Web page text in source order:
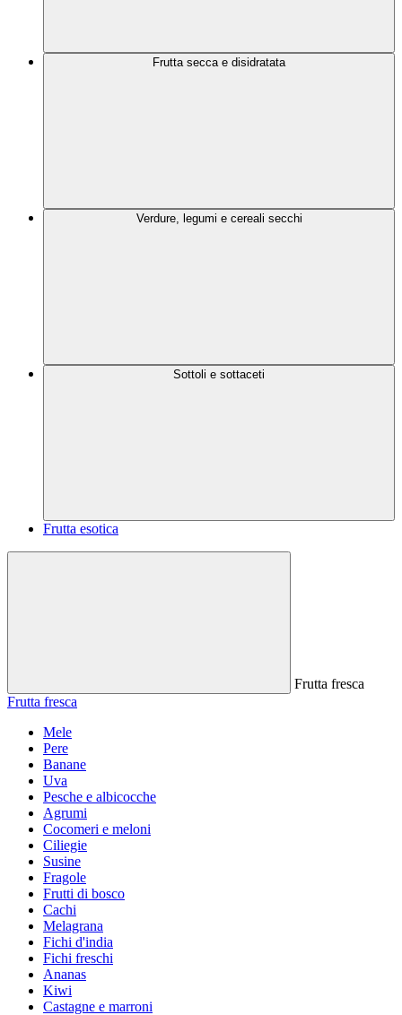
Frutta secca e disidratata
Verdure, legumi e cereali secchi
Sottoli e sottaceti
Frutta esotica
Frutta fresca
Frutta fresca
Mele
Pere
Banane
Uva
Pesche e albicocche
Agrumi
Cocomeri e meloni
Ciliegie
Susine
Fragole
Frutti di bosco
Cachi
Melagrana
Fichi d'india
Fichi freschi
Ananas
Kiwi
Castagne e marroni